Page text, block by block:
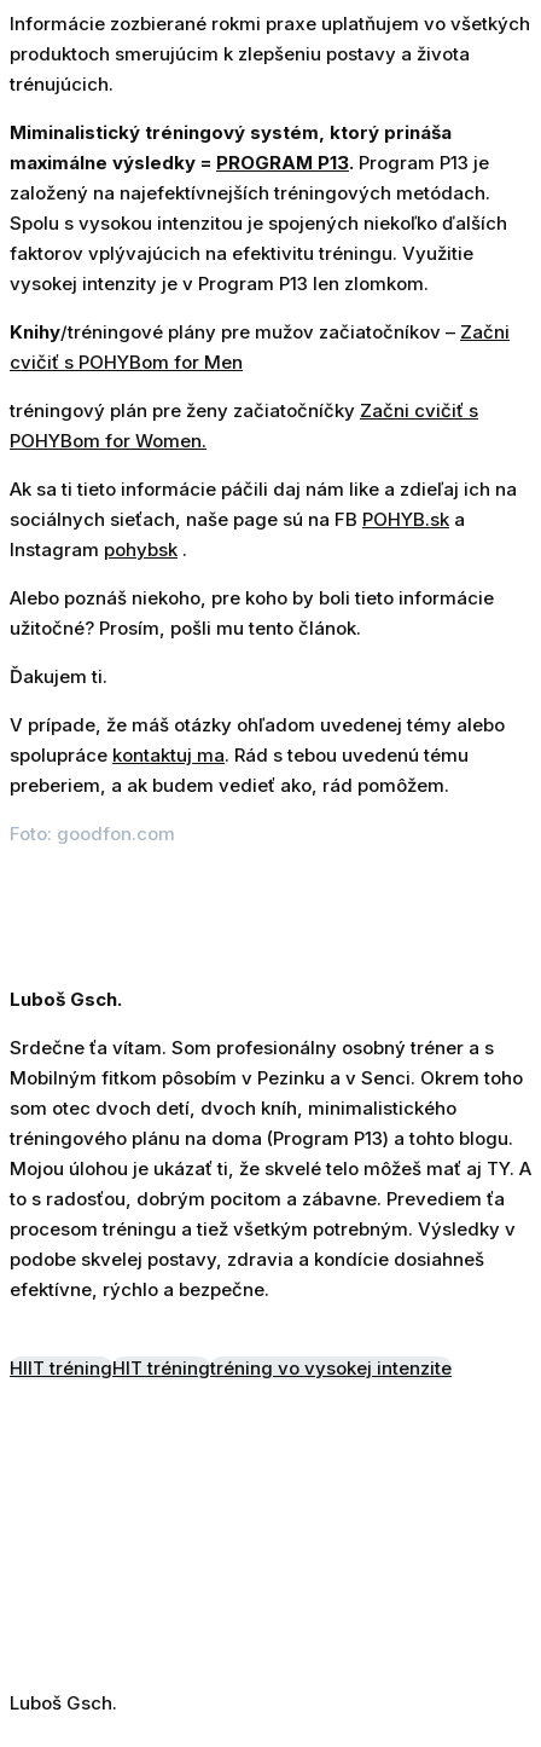
Informácie zozbierané rokmi praxe uplatňujem vo všetkých
produktoch smerujúcim k zlepšeniu postavy a života
trénujúcich.
Miminalistický tréningový systém, ktorý prináša
maximálne výsledky = PROGRAM P13. Program P13 je
založený na najefektívnejších tréningových metódach.
Spolu s vysokou intenzitou je spojených niekoľko ďalších
faktorov vplývajúcich na efektivitu tréningu. Využitie
vysokej intenzity je v Program P13 len zlomkom.
Knihy/tréningové plány pre mužov začiatočníkov – Začni
cvičiť s POHYBom for Men
tréningový plán pre ženy začiatočníčky Začni cvičiť s
POHYBom for Women.
Ak sa ti tieto informácie páčili daj nám like a zdieľaj ich na
sociálnych sieťach, naše page sú na FB POHYB.sk a
Instagram pohybsk .
Alebo poznáš niekoho, pre koho by boli tieto informácie
užitočné? Prosím, pošli mu tento článok.
Ďakujem ti.
V prípade, že máš otázky ohľadom uvedenej témy alebo
spolupráce kontaktuj ma. Rád s tebou uvedenú tému
preberiem, a ak budem vedieť ako, rád pomôžem.
Foto: goodfon.com
Luboš Gsch.
Srdečne ťa vítam. Som profesionálny osobný tréner a s
Mobilným fitkom pôsobím v Pezinku a v Senci. Okrem toho
som otec dvoch detí, dvoch kníh, minimalistického
tréningového plánu na doma (Program P13) a tohto blogu.
Mojou úlohou je ukázať ti, že skvelé telo môžeš mať aj TY. A
to s radosťou, dobrým pocitom a zábavne. Prevediem ťa
procesom tréningu a tiež všetkým potrebným. Výsledky v
podobe skvelej postavy, zdravia a kondície dosiahneš
efektívne, rýchlo a bezpečne.
HIIT tréningHIT tréningtréning vo vysokej intenzite
Luboš Gsch.